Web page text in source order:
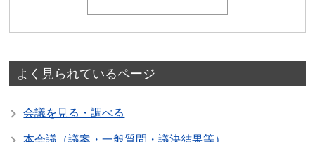
よく見られているページ
会議を見る・調べる